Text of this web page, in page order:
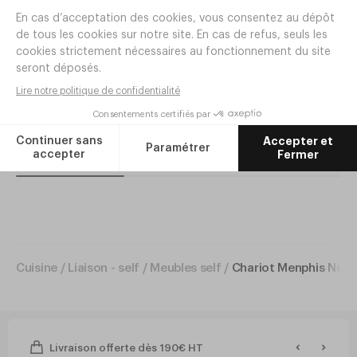
Surface utile plateau 830 X 490
Dimensions 1050 X 550 X 850 (L X P X H)
4 roues insonorisées Ø100 dont 2 à freins
1/1 pour Vitrine 'Fraîcheur'
35,00€ HT
Ajouter
Cuisine / Liaison - self / Meubles self / Chariot Menphis Noir
Livraison offerte dès 190€ HT